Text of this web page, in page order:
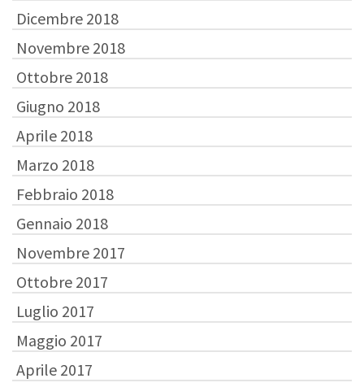
Dicembre 2018
Novembre 2018
Ottobre 2018
Giugno 2018
Aprile 2018
Marzo 2018
Febbraio 2018
Gennaio 2018
Novembre 2017
Ottobre 2017
Luglio 2017
Maggio 2017
Aprile 2017